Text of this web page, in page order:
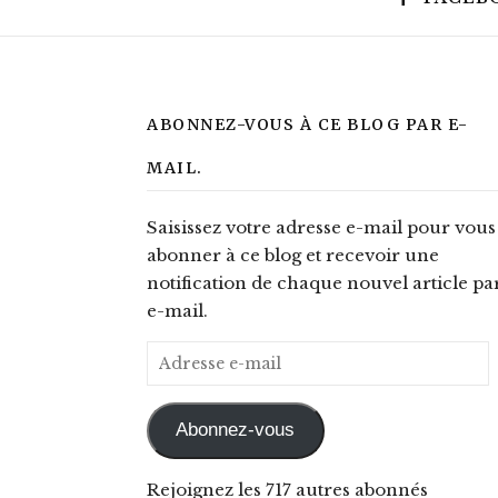
ABONNEZ-VOUS À CE BLOG PAR E-
MAIL.
Saisissez votre adresse e-mail pour vous
abonner à ce blog et recevoir une
notification de chaque nouvel article
e-mail.
Adresse e-mail
Abonnez-vous
Rejoignez les 717 autres abonnés